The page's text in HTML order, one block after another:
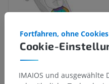
Cookie-
Fortfahren, ohne
IMAIOS und ausgewählte